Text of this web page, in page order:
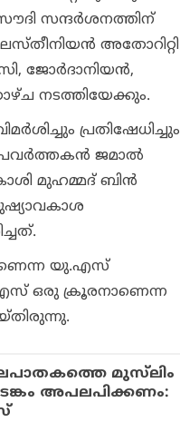
സന്ദര്‍ശനത്തിന്
അതോറിറ്റി
ജോര്‍ദാനിയന്‍,
നടത്തിയേക്കും.
പ്രതിഷേധിച്ചും
ജമാല്‍
മുഹമ്മദ് ബിന്‍
യു.എസ്
ഒരു ക്രൂരനാണെന്ന
മുസ്‌ലിം
അപലപിക്കണം: